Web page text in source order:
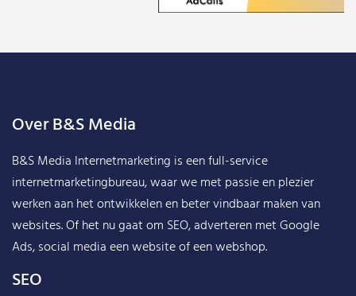
Over B&S Media
B&S Media Internetmarketing is een full-service
internetmarketingbureau, waar we met passie en plezier
werken aan het ontwikkelen en beter vindbaar maken van
websites. Of het nu gaat om SEO, adverteren met Google
Ads, social media een website of een webshop.
SEO